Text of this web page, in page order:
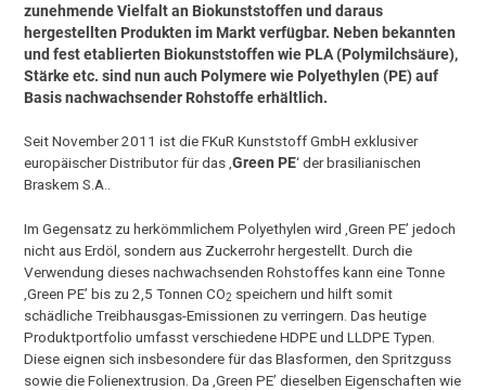
zunehmende Vielfalt an Biokunststoffen und daraus
hergestellten Produkten im Markt verfügbar. Neben bekannten
und fest etablierten Biokunststoffen wie PLA (Polymilchsäure),
Stärke etc. sind nun auch Polymere wie Polyethylen (PE) auf
Basis nachwachsender Rohstoffe erhältlich.
Seit November 2011 ist die FKuR Kunststoff GmbH exklusiver
europäischer Distributor für das ‚Green PE‘ der brasilianischen
Braskem S.A..
Im Gegensatz zu herkömmlichem Polyethylen wird ‚Green PE’ jedoch
nicht aus Erdöl, sondern aus Zuckerrohr hergestellt. Durch die
Verwendung dieses nachwachsenden Rohstoffes kann eine Tonne
‚Green PE’ bis zu 2,5 Tonnen CO2 speichern und hilft somit
schädliche Treibhausgas-Emissionen zu verringern. Das heutige
Produktportfolio umfasst verschiedene HDPE und LLDPE Typen.
Diese eignen sich insbesondere für das Blasformen, den Spritzguss
sowie die Folienextrusion. Da ‚Green PE’ dieselben Eigenschaften wie